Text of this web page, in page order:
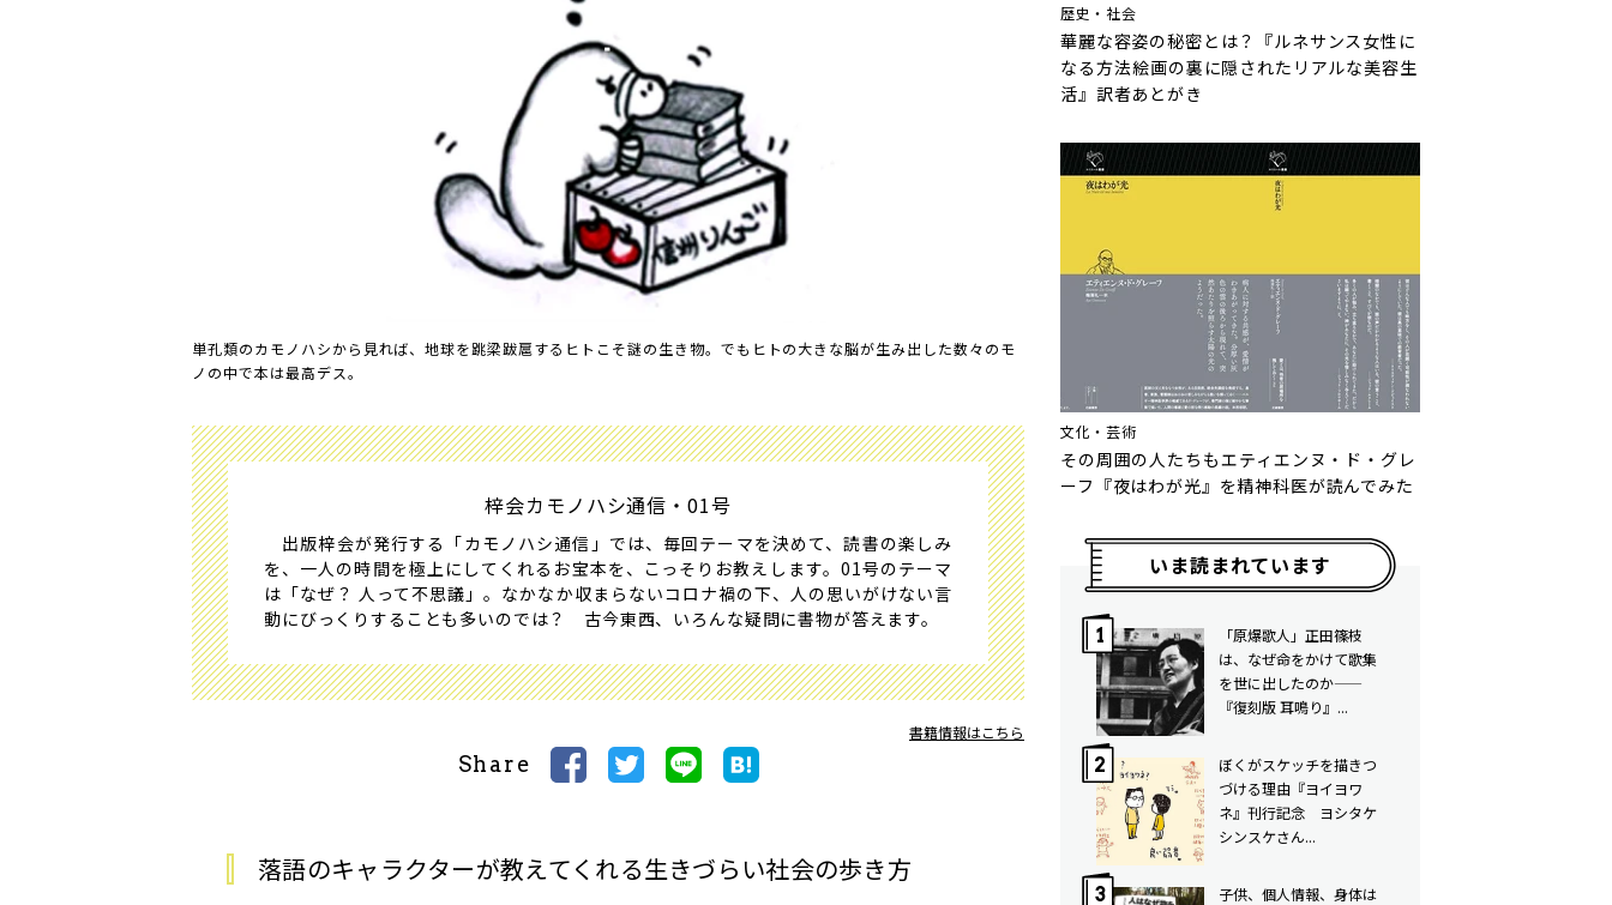
単孔類のカモノハシから見れば、地球を跳梁跋扈するヒトこそ謎の生き物。でもヒトの大きな脳が生み出した数々のモ
ノの中で本は最高デス。
梓会カモノハシ通信・01号
出版梓会が発行する「カモノハシ通信」では、毎回テーマを決めて、読書の楽しみ
を、一人の時間を極上にしてくれるお宝本を、こっそりお教えします。01号のテーマ
は「なぜ？ 人って不思議」。なかなか収まらないコロナ禍の下、人の思いがけない言
動にびっくりすることも多いのでは？ 古今東西、いろんな疑問に書物が答えます。
書籍情報はこちら
Share
落語のキャラクターが教えてくれる生きづらい社会の歩き方
歴史・社会
華麗な容姿の秘密とは？『ルネサンス女性に
なる方法――絵画の裏に隠されたリアルな美容生
活』訳者あとがき
文化・芸術
その周囲の人たちも――エティエンヌ・ド・グレ
ーフ『夜はわが光』を精神科医が読んでみた
いま読まれています
「原爆歌人」正田篠枝
は、なぜ命をかけて歌集
を世に出したのか——
『復刻版 耳鳴り』...
ぼくがスケッチを描きつ
づける理由――『ヨイヨワ
ネ』刊行記念 ヨシタケ
シンスケさん...
子供、個人情報、身体は